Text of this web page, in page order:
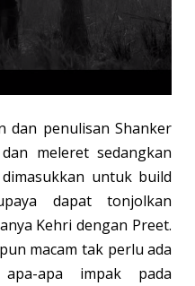
dan penulisan Shanker
meleret sedangkan
untuk build
dapat tonjolkan
Kehri dengan Preet.
macam tak perlu ada
apa impak pada